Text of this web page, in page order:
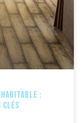
:
clés